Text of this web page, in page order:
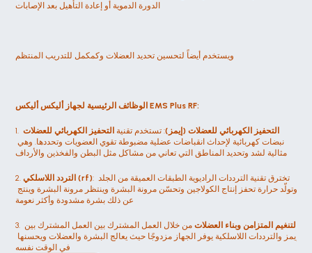
الدورة الدموية أو إعادة التأهيل بعد الإصابات
ويستخدم أيضاً لتحسين تحديد العضلات وكمكمل للتدريب المنتظم
الوظائف الرئيسية لجهاز أليكس أليكس EMS Plus RF:
1. التحفيز الكهربائي للعضلات (إيمز): تستخدم تقنية التحفيز الكهربائي للعضلات
نبضات كهربائية لإحداث انقباضات عضلية مضبوطة تقوي العضويات وتحددها. وهي
مثالية لشد وتحديد المناطق التي تعاني من مشاكل مثل البطن والفخذين والأرداف
2. التردد اللاسلكي (rf): تخترق تقنية الترددات الراديوية الطبقات العميقة من الجلد
عن ذلك بشرة مشدودة وأكثر نعومة
3. التنغيم المتزامن وبناء العضلات
من خلال العمل المشترك بين العمل المشترك بين
في الوقت نفسه